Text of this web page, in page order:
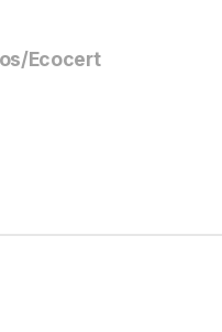
Ecocert